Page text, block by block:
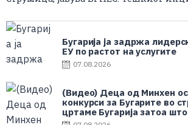
Бугарија ја задржа
ЕУ по растот на услугите
07.08.2026
(Видео) Деца од Минхен
конкурси за Бугарите во
цртаме Бугарија затоа